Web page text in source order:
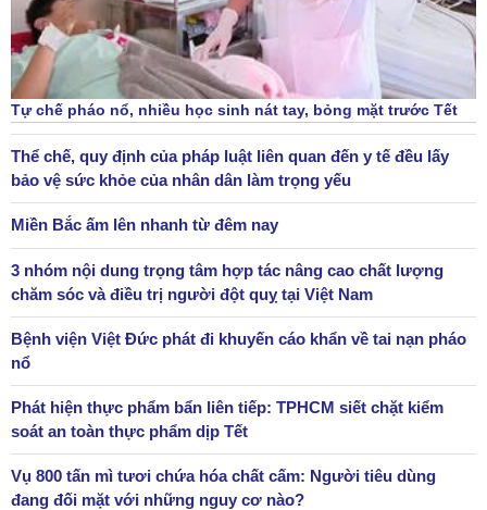
Tự chế pháo nổ, nhiều học sinh nát tay, bỏng mặt trước Tết
Thể chế, quy định của pháp luật liên quan đến y tế đều lấy
bảo vệ sức khỏe của nhân dân làm trọng yếu
Miền Bắc ấm lên nhanh từ đêm nay
3 nhóm nội dung trọng tâm hợp tác nâng cao chất lượng
chăm sóc và điều trị người đột quỵ tại Việt Nam
Bệnh viện Việt Đức phát đi khuyến cáo khẩn về tai nạn pháo
nổ
Phát hiện thực phẩm bẩn liên tiếp: TPHCM siết chặt kiểm
soát an toàn thực phẩm dịp Tết
Vụ 800 tấn mì tươi chứa hóa chất cấm: Người tiêu dùng
đang đối mặt với những nguy cơ nào?